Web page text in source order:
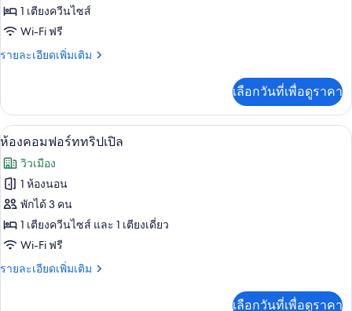
ห้อง
คลาส
สิ
1 เตียงควีนไซส์
Wi-Fi ฟรี
รายละเอียดเพิ่มเติม
ราย
เกี่ยว
กับ
ห้อง
สิ
กดับเบิล
เลือกวันที่เพื่อดูราคา
เปิด
ภาพถ่าย
ทั้งหมด
ของ
ห้อง
คอมฟอร์ท
ทริปเปิล
เครื่องนอนระดับพรีเมียม, เตียงพร้อม
1
ห้องคอมฟอร์ททริปเปิล
วิวเมือง
1 ห้องนอน
พักได้ 3 คน
1 เตียงควีนไซส์ และ 1 เตียงเดี่ยว
Wi-Fi ฟรี
รายละเอียดเพิ่มเติม
ราย
เลือกวันที่เพื่อดูราคา